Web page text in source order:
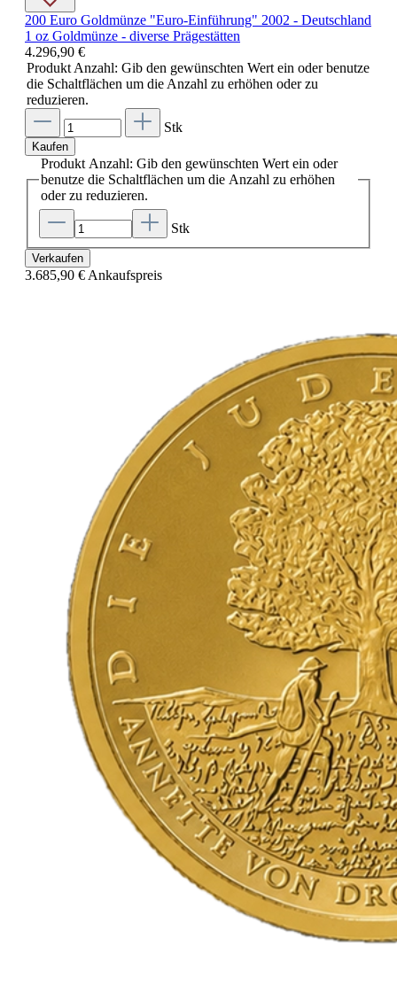
200 Euro Goldmünze "Euro-Einführung" 2002 - Deutschland
1 oz Goldmünze - diverse Prägestätten
4.296,90 €
Produkt Anzahl: Gib den gewünschten Wert ein oder benutze
die Schaltflächen um die Anzahl zu erhöhen oder zu
reduzieren.
Stk
Kaufen
Produkt Anzahl: Gib den gewünschten Wert ein oder
benutze die Schaltflächen um die Anzahl zu erhöhen
oder zu reduzieren.
Stk
Verkaufen
3.685,90 € Ankaufspreis